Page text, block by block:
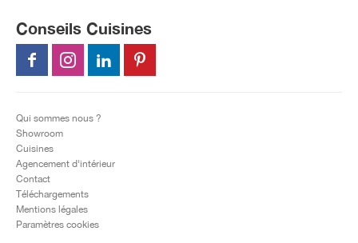
Conseils Cuisines
Qui sommes nous ?
Showroom
Cuisines
Agencement d'intérieur
Contact
Téléchargements
Mentions légales
Paramètres cookies